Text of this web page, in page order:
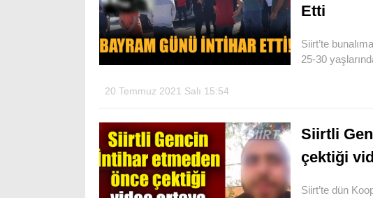
Etti
Siirt’te
25-30
20 Temmuz 2021 Salı 15:54
Siirtli
çektiği
Siirt’te dün